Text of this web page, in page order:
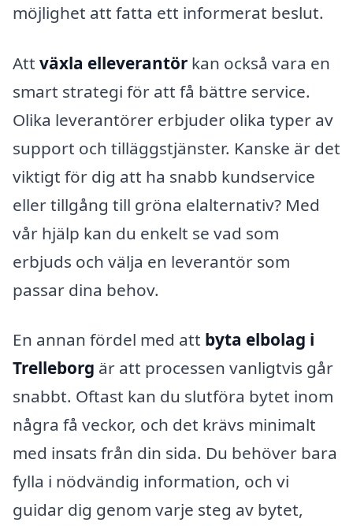
möjlighet att fatta ett informerat beslut.
Att växla elleverantör kan också vara en
smart strategi för att få bättre service.
Olika leverantörer erbjuder olika typer av
support och tilläggstjänster. Kanske är det
viktigt för dig att ha snabb kundservice
eller tillgång till gröna elalternativ? Med
vår hjälp kan du enkelt se vad som
erbjuds och välja en leverantör som
passar dina behov.
En annan fördel med att byta elbolag i
Trelleborg är att processen vanligtvis går
snabbt. Oftast kan du slutföra bytet inom
några få veckor, och det krävs minimalt
med insats från din sida. Du behöver bara
fylla i nödvändig information, och vi
guidar dig genom varje steg av bytet,